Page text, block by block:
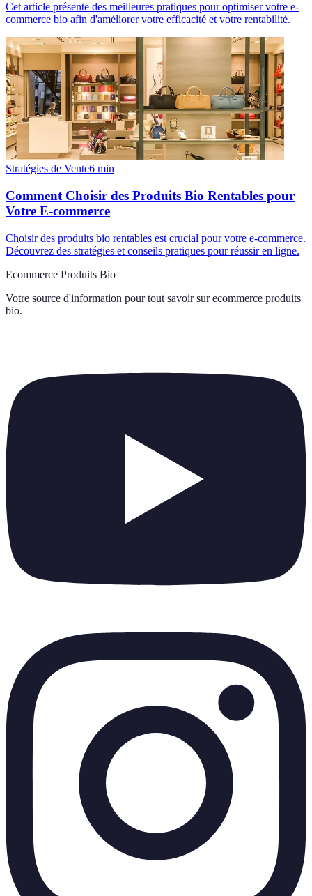
Cet article présente des meilleures pratiques pour optimiser votre e-
commerce bio afin d'améliorer votre efficacité et votre rentabilité.
Stratégies de Vente6 min
Comment Choisir des Produits Bio Rentables pour
Votre E-commerce
Choisir des produits bio rentables est crucial pour votre e-commerce.
Découvrez des stratégies et conseils pratiques pour réussir en ligne.
Ecommerce Produits Bio
Votre source d'information pour tout savoir sur ecommerce produits
bio.